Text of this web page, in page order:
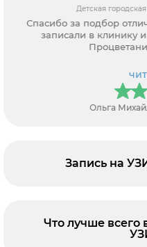
Детская
Спасибо за подбор
записали в клинику
Ольга
Запись на
Что лучше всего